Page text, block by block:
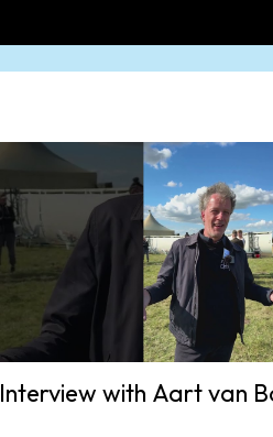
Interview with Aart van